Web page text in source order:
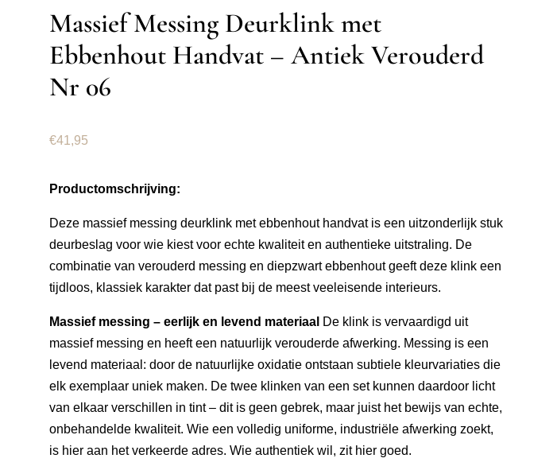
Massief Messing Deurklink met
Ebbenhout Handvat – Antiek Verouderd
Nr 06
€41,95
Productomschrijving:
Deze massief messing deurklink met ebbenhout handvat is een uitzonderlijk stuk
deurbeslag voor wie kiest voor echte kwaliteit en authentieke uitstraling. De
combinatie van verouderd messing en diepzwart ebbenhout geeft deze klink een
tijdloos, klassiek karakter dat past bij de meest veeleisende interieurs.
Massief messing – eerlijk en levend materiaal De klink is vervaardigd uit
massief messing en heeft een natuurlijk verouderde afwerking. Messing is een
levend materiaal: door de natuurlijke oxidatie ontstaan subtiele kleurvariaties die
elk exemplaar uniek maken. De twee klinken van een set kunnen daardoor licht
van elkaar verschillen in tint – dit is geen gebrek, maar juist het bewijs van echte,
onbehandelde kwaliteit. Wie een volledig uniforme, industriële afwerking zoekt,
is hier aan het verkeerde adres. Wie authentiek wil, zit hier goed.